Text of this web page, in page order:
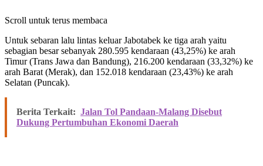
Scroll untuk terus membaca
Untuk sebaran lalu lintas keluar Jabotabek ke tiga arah yaitu
sebagian besar sebanyak 280.595 kendaraan (43,25%) ke arah
Timur (Trans Jawa dan Bandung), 216.200 kendaraan (33,32%) ke
arah Barat (Merak), dan 152.018 kendaraan (23,43%) ke arah
Selatan (Puncak).
Berita Terkait: Jalan Tol Pandaan-Malang Disebut
Dukung Pertumbuhan Ekonomi Daerah